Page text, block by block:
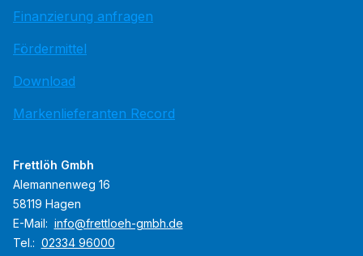
Finanzierung anfragen
Fördermittel
Download
Markenlieferanten Record
Frettlöh Gmbh
Alemannenweg 16
58119 Hagen
E-Mail: info@frettloeh-gmbh.de
Tel.: 02334 96000